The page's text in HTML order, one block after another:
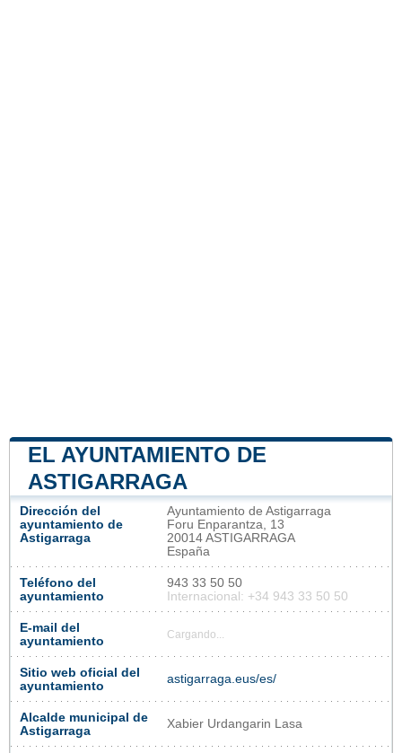
EL AYUNTAMIENTO DE
ASTIGARRAGA
Dirección del
ayuntamiento de
Astigarraga
Ayuntamiento de Astigarraga
Foru Enparantza, 13
20014 ASTIGARRAGA
España
Teléfono del
ayuntamiento
943 33 50 50
Internacional: +34 943 33 50 50
E-mail del
ayuntamiento
Cargando...
Sitio web oficial del
ayuntamiento
astigarraga.eus/es/
Alcalde municipal de
Astigarraga
Xabier Urdangarin Lasa